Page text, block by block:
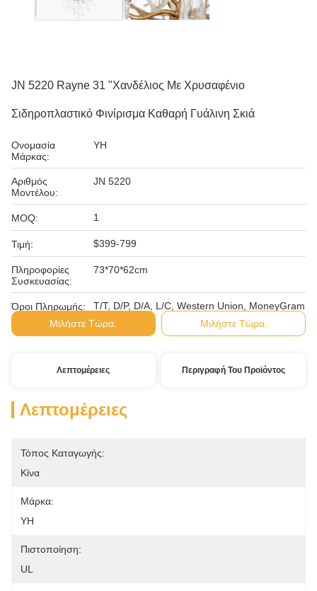
JN 5220 Rayne 31 "Χανδέλιος Με Χρυσαφένιο
Σιδηροπλαστικό Φινίρισμα Καθαρή Γυάλινη Σκιά
Ονομασία
Μάρκας:
YH
Αριθμός
Μοντέλου:
JN 5220
MOQ: 1
Τιμή: $399-799
Πληροφορίες
Συσκευασίας:
73*70*62cm
Όροι Πληρωμής:
Τ/Τ, D/P, D/A, L/C, Western Union, MoneyGram
Μιλήστε Τώρα.
Μιλήστε Τώρα.
Λεπτομέρειες Περιγραφή Του Προϊόντος
Λεπτομέρειες
Τόπος Καταγωγής:
Κίνα
Μάρκα:
YH
Πιστοποίηση:
UL